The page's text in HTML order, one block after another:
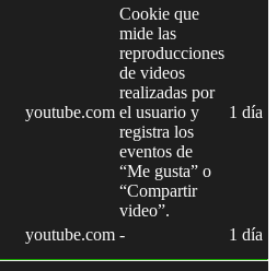
youtube.com
Cookie que
mide las
reproducciones
de videos
realizadas por
el usuario y
registra los
eventos de
“Me gusta” o
“Compartir
video”.
1 día
youtube.com - 1 día